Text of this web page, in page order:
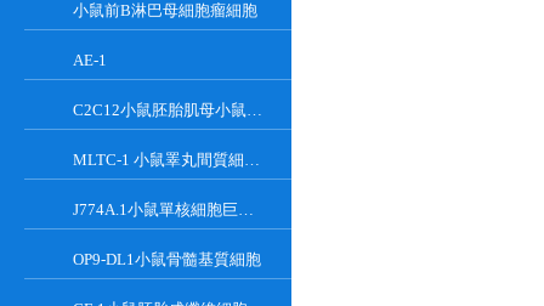
小鼠前B淋巴母細胞瘤細胞
AE-1
C2C12小鼠胚胎肌母小鼠胚胎肌母細胞
MLTC-1 小鼠睪丸間質細胞瘤細胞系
J774A.1小鼠單核細胞巨噬細胞
OP9-DL1小鼠骨髓基質細胞